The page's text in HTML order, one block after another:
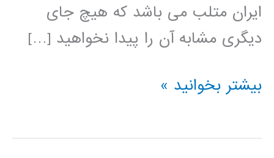
ایران متلب می باشد که هیچ جای
دیگری مشابه آن را پیدا نخواهید […]
سیر
پیاز
بیشتر بخوانید »